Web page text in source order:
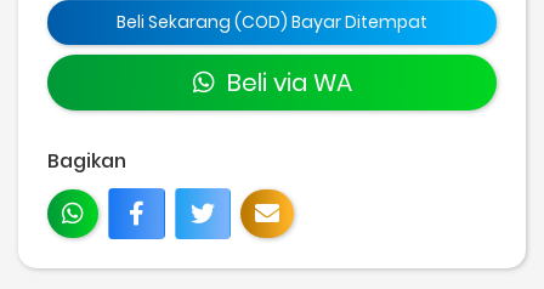
Beli Sekarang (COD) Bayar Ditempat
Beli via WA
Bagikan